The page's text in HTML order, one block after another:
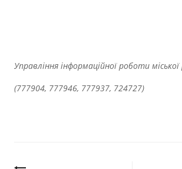
Управління інформаційної роботи
(777904, 777946, 777937, 724727)